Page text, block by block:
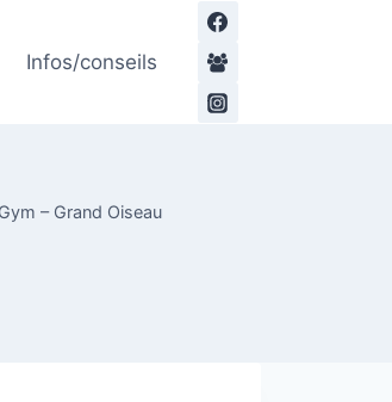
Infos/conseils
– Grand Oiseau
Z's
Gym